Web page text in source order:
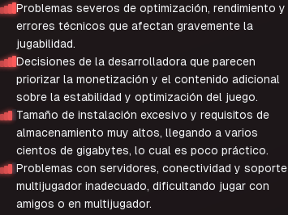
Problemas severos de optimización, rendimiento y
errores técnicos que afectan gravemente la
jugabilidad.
Decisiones de la desarrolladora que parecen
priorizar la monetización y el contenido adicional
sobre la estabilidad y optimización del juego.
Tamaño de instalación excesivo y requisitos de
almacenamiento muy altos, llegando a varios
cientos de gigabytes, lo cual es poco práctico.
Problemas con servidores, conectividad y soporte
multijugador inadecuado, dificultando jugar con
amigos o en multijugador.